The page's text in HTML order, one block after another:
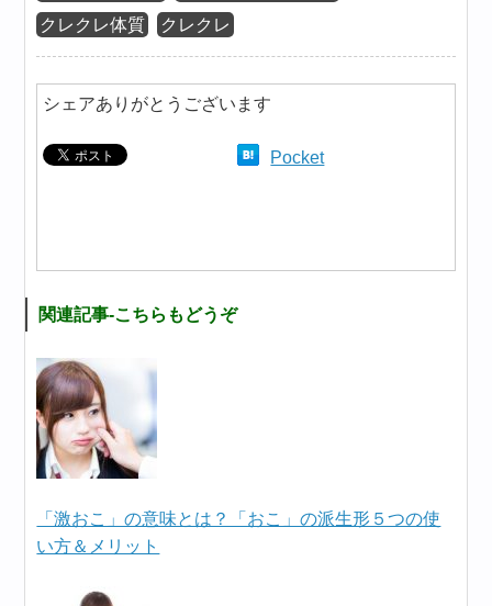
クレクレ体質
クレクレ
シェアありがとうございます
Pocket
関連記事-こちらもどうぞ
「激おこ」の意味とは？「おこ」の派生形５つの使
い方＆メリット